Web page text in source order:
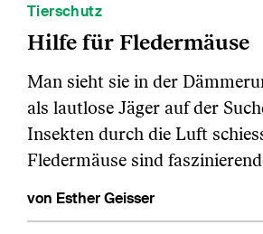
Tierschutz
Hilfe für Fledermäuse
Man sieht sie in der
als lautlose Jäger auf der
Insekten durch die Luft
Fledermäuse sind
von Esther Geisser